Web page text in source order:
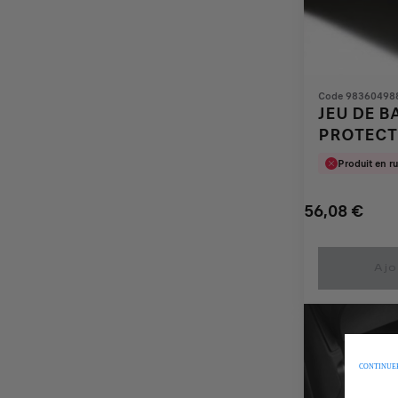
Code
JEU DE
Produit en
56,08€
Price
56,08
€
Quantity
to:
1